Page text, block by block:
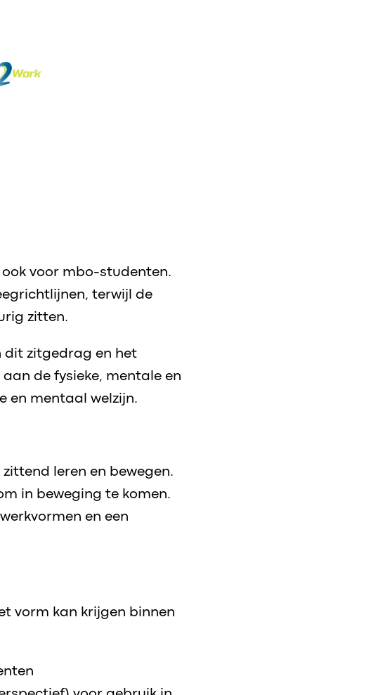
voor mbo-studenten.
terwijl de
zitten.
dit zitgedrag en het
de fysieke, mentale en
en mentaal welzijn.
leren en bewegen.
in beweging te komen.
en een
vorm kan krijgen binnen